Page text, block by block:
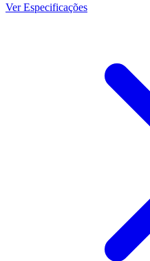
Ver Especificações